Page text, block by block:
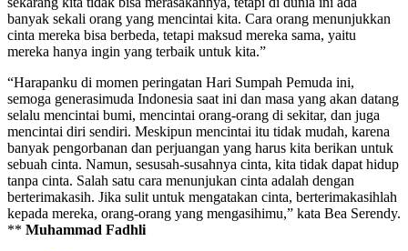
banyak sekali orang yang mencintai kita. Cara orang menunjukkan
cinta mereka bisa berbeda, tetapi maksud mereka sama, yaitu
mereka hanya ingin yang terbaik untuk kita.”
“Harapanku di momen peringatan Hari Sumpah Pemuda ini,
semoga generasimuda Indonesia saat ini dan masa yang akan datang
selalu mencintai bumi, mencintai orang-orang di sekitar, dan juga
mencintai diri sendiri. Meskipun mencintai itu tidak mudah, karena
banyak pengorbanan dan perjuangan yang harus kita berikan untuk
sebuah cinta. Namun, sesusah-susahnya cinta, kita tidak dapat hidup
tanpa cinta. Salah satu cara menunjukan cinta adalah dengan
berterimakasih. Jika sulit untuk mengatakan cinta, berterimakasihlah
kepada mereka, orang-orang yang mengasihimu,” kata Bea Serendy.
** Muhammad Fadhli